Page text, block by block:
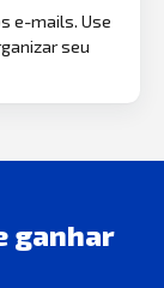
e-mails. Use
seu
ganhar